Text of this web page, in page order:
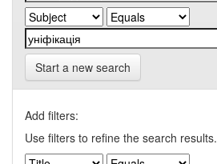
Start a new search
Add filters:
Use filters to refine the search results.